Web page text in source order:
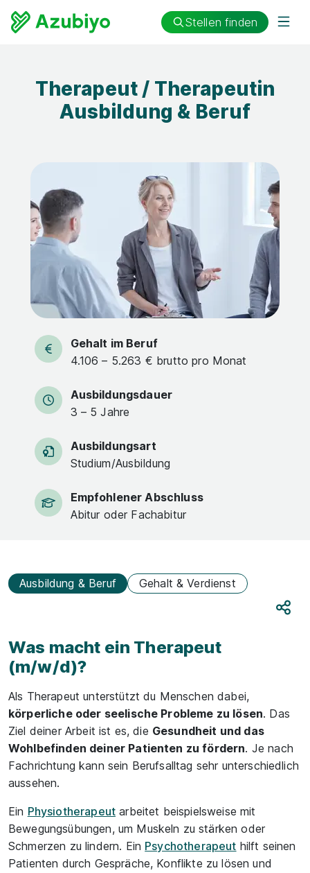
Stellen finden
Therapeut / Therapeutin
Ausbildung & Beruf
Gehalt im Beruf
4.106 – 5.263 € brutto pro Monat
Ausbildungsdauer
3 – 5 Jahre
Ausbildungsart
Studium/Ausbildung
Empfohlener Abschluss
Abitur oder Fachabitur
Ausbildung & Beruf Gehalt & Verdienst
Was macht ein Therapeut
(m/w/d)?
Als Therapeut unterstützt du Menschen dabei,
körperliche oder seelische Probleme zu lösen. Das
Ziel deiner Arbeit ist es, die Gesundheit und das
Wohlbefinden deiner Patienten zu fördern. Je nach
Fachrichtung kann sein Berufsalltag sehr unterschiedlich
aussehen.
Ein Physiotherapeut arbeitet beispielsweise mit
Bewegungsübungen, um Muskeln zu stärken oder
Schmerzen zu lindern. Ein Psychotherapeut hilft seinen
Patienten durch Gespräche, Konflikte zu lösen und